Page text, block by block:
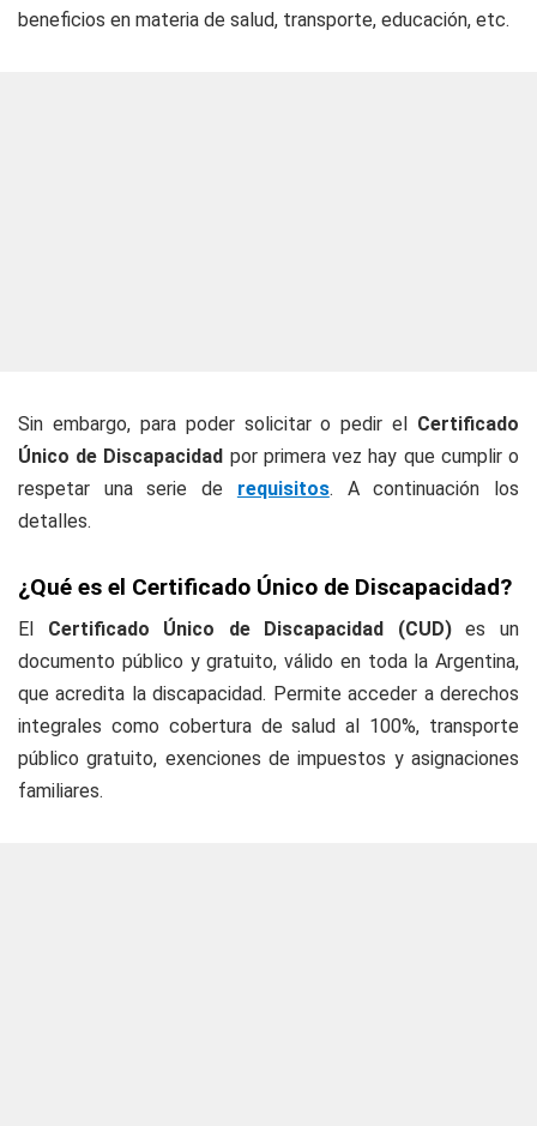
beneficios en materia de salud, transporte, educación, etc.
Sin embargo, para poder solicitar o pedir el Certificado
Único de Discapacidad por primera vez hay que cumplir o
respetar una serie de requisitos. A continuación los
detalles.
¿Qué es el Certificado Único de Discapacidad?
El Certificado Único de Discapacidad (CUD)es un
documento público y gratuito, válido en toda la Argentina,
que acredita la discapacidad. Permite acceder a derechos
integrales como cobertura de salud al 100%, transporte
público gratuito, exenciones de impuestos y asignaciones
familiares.